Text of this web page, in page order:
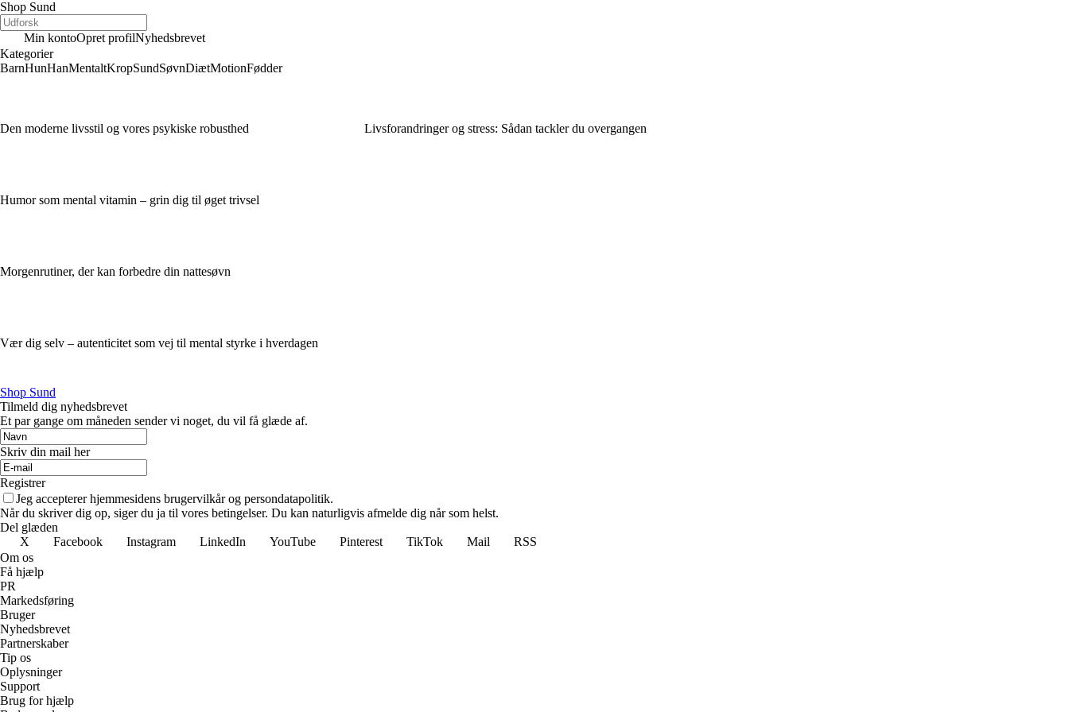
Shop Sund
Min kontoOpret profilNyhedsbrevet
Kategorier
BarnHunHanMentaltKropSundSøvnDiætMotionFødder
Den moderne livsstil og vores psykiske robusthed
Humor som mental vitamin – grin dig til øget trivsel
Morgenrutiner, der kan forbedre din nattesøvn
Vær dig selv – autenticitet som vej til mental styrke i hverdagen
Livsforandringer og stress: Sådan tackler du overgangen
Shop Sund
Tilmeld dig nyhedsbrevet
Et par gange om måneden sender vi noget, du vil få glæde af.
Skriv din mail her
Registrer
Jeg accepterer hjemmesidens brugervilkår og persondatapolitik.
Når du skriver dig op, siger du ja til vores betingelser. Du kan naturligvis afmelde dig når som helst.
Del glæden
X
Facebook Instagram LinkedIn YouTube Pinterest TikTok Mail
RSS
Om os
Få hjælp
PR
Markedsføring
Bruger
Nyhedsbrevet
Partnerskaber
Tip os
Oplysninger
Support
Brug for hjælp